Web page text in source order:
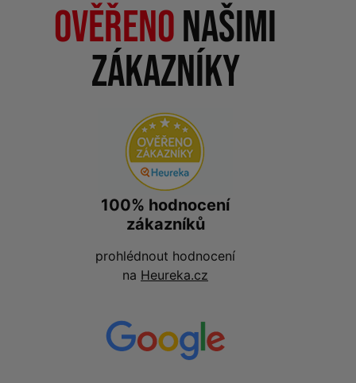
Ověřenonašimi
zákazníky
100% hodnocení
zákazníků
prohlédnout hodnocení
na Heureka.cz